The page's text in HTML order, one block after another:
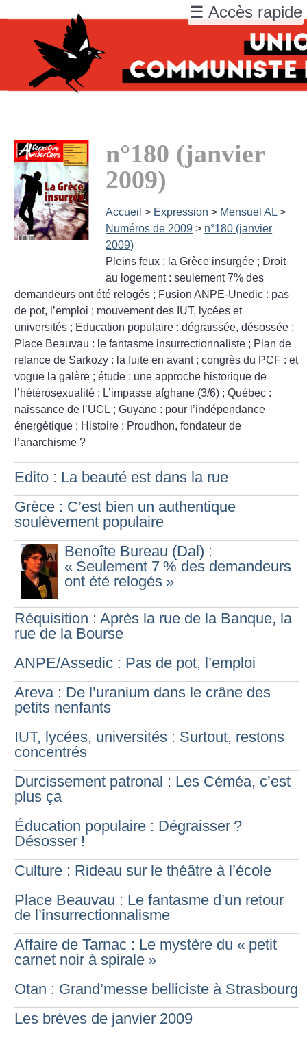
n°180 (janvier
2009)
Accueil > Expression > Mensuel AL >
Numéros de 2009 > n°180 (janvier
2009)
Pleins feux : la Grèce insurgée ; Droit
au logement : seulement 7% des
demandeurs ont été relogés ; Fusion ANPE-Unedic : pas
de pot, l’emploi ; mouvement des IUT, lycées et
universités ; Education populaire : dégraissée, désossée ;
Place Beauvau : le fantasme insurrectionnaliste ; Plan de
relance de Sarkozy : la fuite en avant ; congrès du PCF : et
vogue la galère ; étude : une approche historique de
l’hétérosexualité ; L’impasse afghane (3/6) ; Québec :
naissance de l’UCL ; Guyane : pour l’indépendance
énergétique ; Histoire : Proudhon, fondateur de
l’anarchisme ?
Edito : La beauté est dans la rue
Grèce : C’est bien un authentique
soulèvement populaire
Benoîte Bureau (Dal) :
« Seulement 7 % des demandeurs
ont été relogés »
Réquisition : Après la rue de la Banque, la
rue de la Bourse
ANPE/Assedic : Pas de pot, l’emploi
Areva : De l’uranium dans le crâne des
petits nenfants
IUT, lycées, universités : Surtout, restons
concentrés
Durcissement patronal : Les Céméa, c’est
plus ça
Éducation populaire : Dégraisser ?
Désosser !
Culture : Rideau sur le théâtre à l’école
Place Beauvau : Le fantasme d’un retour
de l’insurrectionnalisme
Affaire de Tarnac : Le mystère du « petit
carnet noir à spirale »
Otan : Grand’messe belliciste à Strasbourg
Les brèves de janvier 2009
☰ Accès rapide